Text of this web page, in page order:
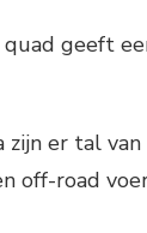
geeft
zijn er tal
off-road